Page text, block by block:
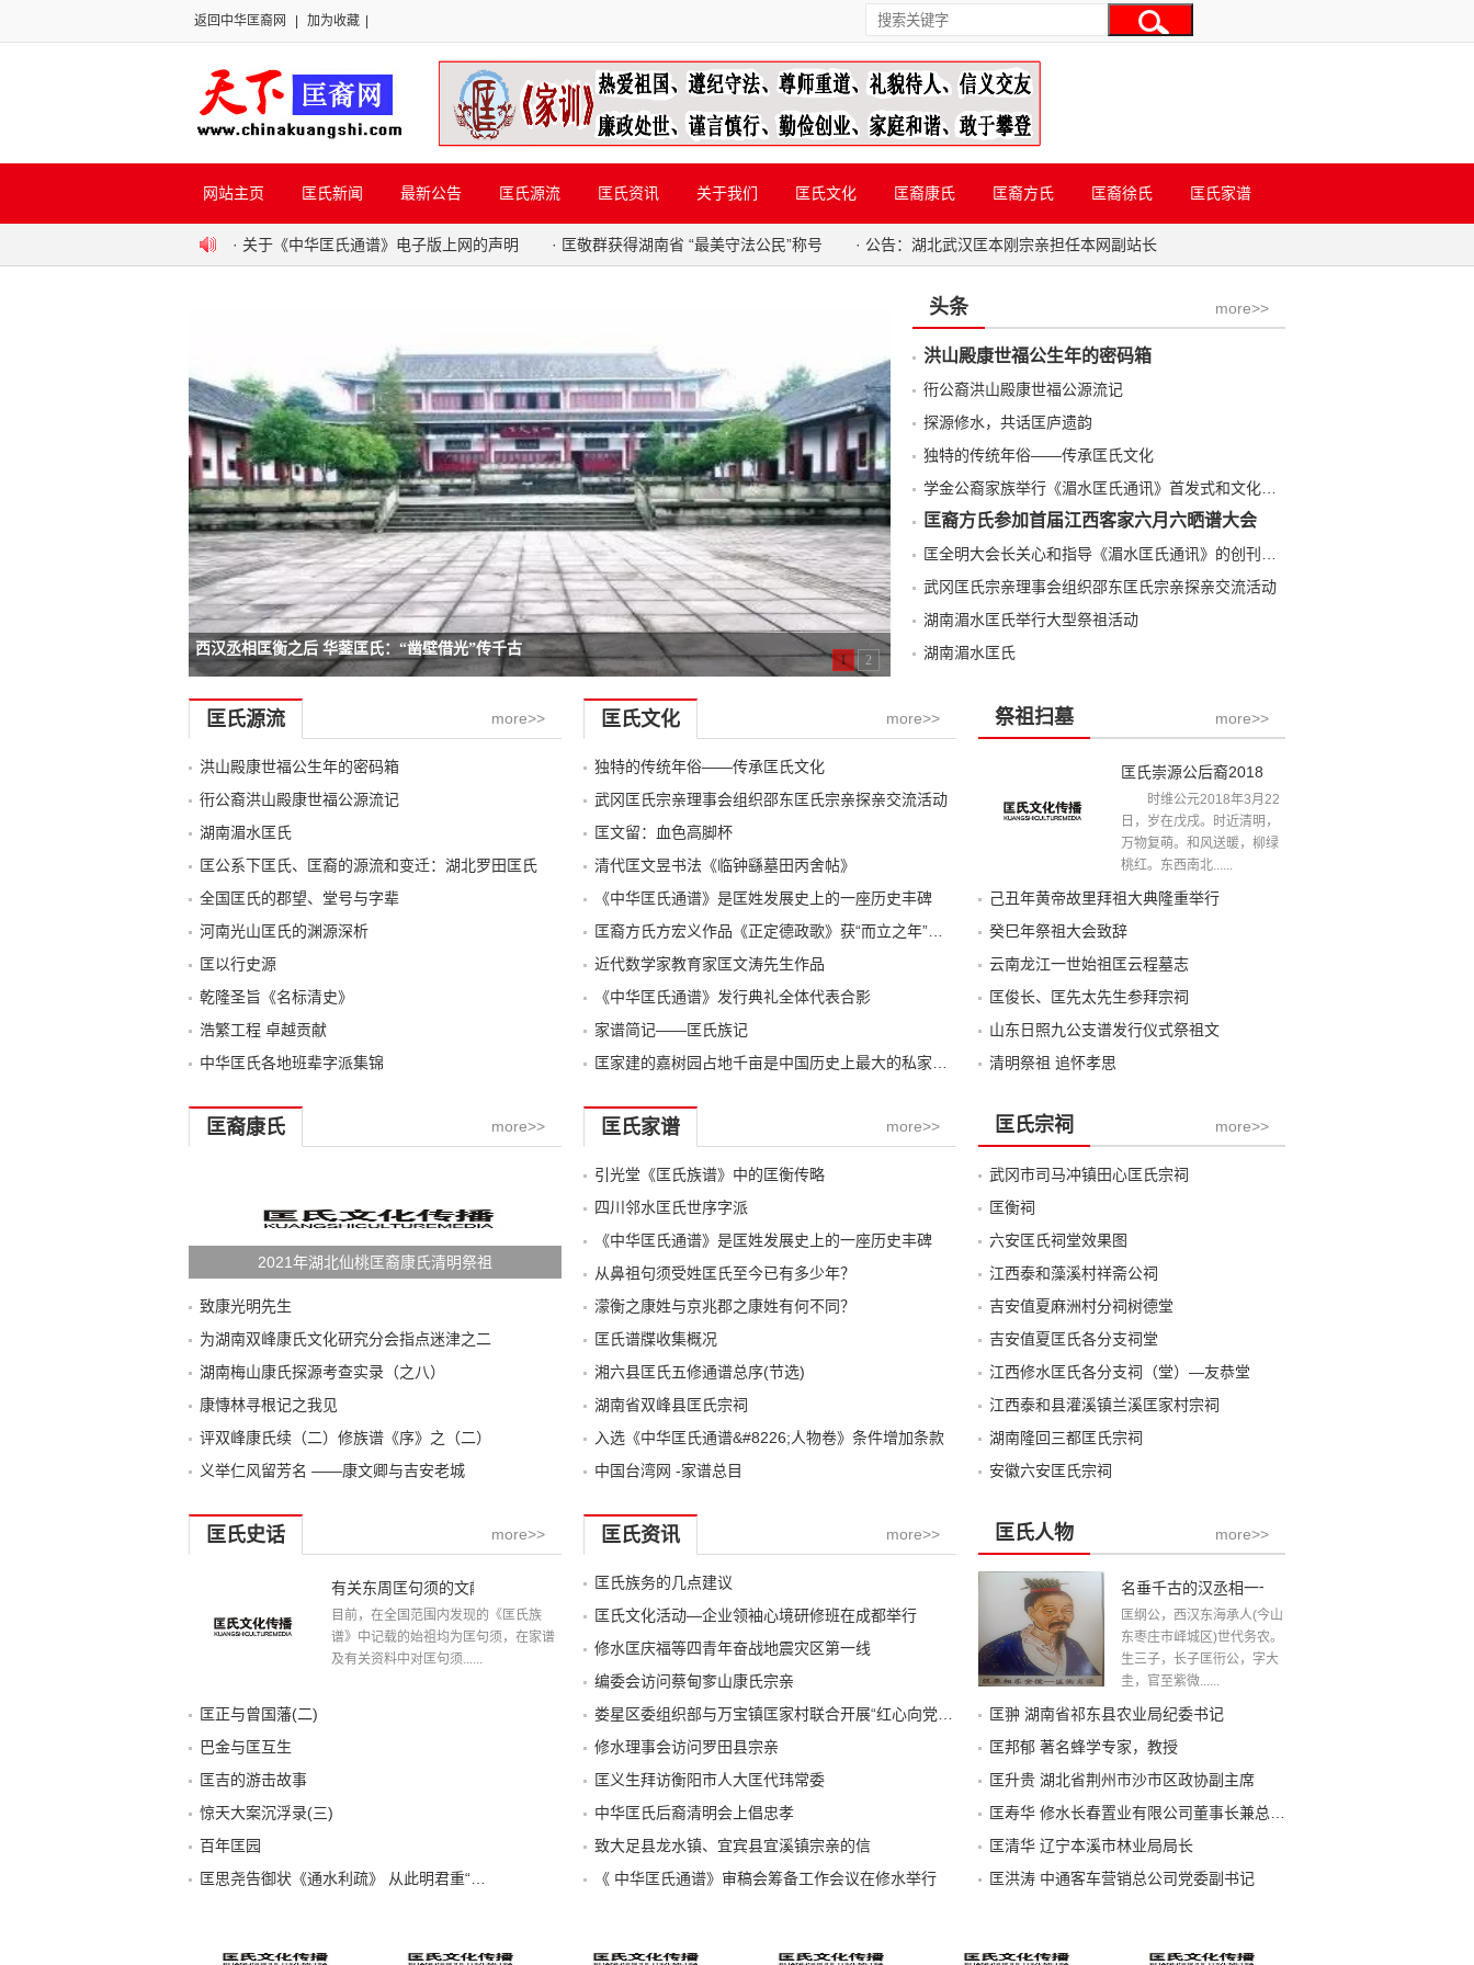
返回中华匡裔网 加为收藏
网站主页 匡氏新闻 最新公告 匡氏源流 匡氏资讯 关于我们 匡氏文化 匡裔康氏 匡裔方氏 匡裔徐氏 匡氏家谱
· 关于《中华匡氏通谱》电子版上网的声明 · 匡敬群获得湖南省 “最美守法公民”称号 · 公告：湖北武汉匡本刚宗亲担任本网副站长
-->
西汉丞相匡衡之后 华蓥匡氏：“凿壁借光”传千古
1 2
more>>
头条
洪山殿康世福公生年的密码箱
衎公裔洪山殿康世福公源流记
探源修水，共话匡庐遗韵
独特的传统年俗——传承匡氏文化
匡裔方氏参加首届江西客家六月六晒谱大会
武冈匡氏宗亲理事会组织邵东匡氏宗亲探亲交流活动
湖南湄水匡氏举行大型祭祖活动
湖南湄水匡氏
more>>
匡氏源流
洪山殿康世福公生年的密码箱
衎公裔洪山殿康世福公源流记
湖南湄水匡氏
匡公系下匡氏、匡裔的源流和变迁：湖北罗田匡氏
全国匡氏的郡望、堂号与字辈
河南光山匡氏的渊源深析
匡以行史源
乾隆圣旨《名标清史》
浩繁工程 卓越贡献
中华匡氏各地班辈字派集锦
more>>
匡氏文化
独特的传统年俗——传承匡氏文化
武冈匡氏宗亲理事会组织邵东匡氏宗亲探亲交流活动
匡文留：血色高脚杯
清代匡文昱书法《临钟繇墓田丙舍帖》
《中华匡氏通谱》是匡姓发展史上的一座历史丰碑
近代数学家教育家匡文涛先生作品
《中华匡氏通谱》发行典礼全体代表合影
家谱简记——匡氏族记
more>>
祭祖扫墓
匡氏崇源公后裔2018年清明祭祖文
时维公元2018年3月22
日，岁在戊戌。时近清明，
万物复萌。和风送暖，柳绿
桃红。东西南北......
己丑年黄帝故里拜祖大典隆重举行
癸巳年祭祖大会致辞
云南龙江一世始祖匡云程墓志
匡俊长、匡先太先生参拜宗祠
山东日照九公支谱发行仪式祭祖文
清明祭祖 追怀孝思
more>>
匡裔康氏
2021年湖北仙桃匡裔康氏清明祭祖
致康光明先生
为湖南双峰康氏文化研究分会指点迷津之二
湖南梅山康氏探源考查实录（之八）
康慱林寻根记之我见
评双峰康氏续（二）修族谱《序》之（二）
义举仁风留芳名 ——康文卿与吉安老城
more>>
匡氏家谱
引光堂《匡氏族谱》中的匡衡传略
四川邻水匡氏世序字派
《中华匡氏通谱》是匡姓发展史上的一座历史丰碑
从鼻祖句须受姓匡氏至今已有多少年？
濛衡之康姓与京兆郡之康姓有何不同？
匡氏谱牒收集概况
湘六县匡氏五修通谱总序(节选)
湖南省双峰县匡氏宗祠
入选《中华匡氏通谱&#8226;人物卷》条件增加条款
中国台湾网 -家谱总目
more>>
匡氏宗祠
武冈市司马冲镇田心匡氏宗祠
匡衡祠
六安匡氏祠堂效果图
江西泰和藻溪村祥斋公祠
吉安值夏麻洲村分祠树德堂
吉安值夏匡氏各分支祠堂
江西修水匡氏各分支祠（堂）—友恭堂
江西泰和县灌溪镇兰溪匡家村宗祠
湖南隆回三都匡氏宗祠
安徽六安匡氏宗祠
more>>
匡氏史话
有关东周匡句须的文献记载
目前，在全国范围内发现的《匡氏族
谱》中记载的始祖均为匡句须，在家谱
及有关资料中对匡句须......
匡正与曾国藩(二)
巴金与匡互生
匡吉的游击故事
惊天大案沉浮录(三)
百年匡园
more>>
匡氏资讯
匡氏族务的几点建议
匡氏文化活动—企业领袖心境研修班在成都举行
修水匡庆福等四青年奋战地震灾区第一线
编委会访问蔡甸奓山康氏宗亲
修水理事会访问罗田县宗亲
匡义生拜访衡阳市人大匡代玮常委
中华匡氏后裔清明会上倡忠孝
致大足县龙水镇、宜宾县宜溪镇宗亲的信
《 中华匡氏通谱》审稿会筹备工作会议在修水举行
more>>
匡氏人物
名垂千古的汉丞相一一匡衡公
匡纲公，西汉东海承人(今山
东枣庄市峄城区)世代务农。
生三子，长子匡衎公，字大
圭，官至紫微......
匡翀 湖南省祁东县农业局纪委书记
匡邦郁 著名蜂学专家，教授
匡升贵 湖北省荆州市沙市区政协副主席
匡清华 辽宁本溪市林业局局长
匡洪涛 中通客车营销总公司党委副书记